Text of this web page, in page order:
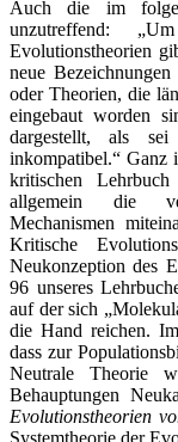
Auch die im
unzutreffend:
Evolutionstheorien
neue
oder Theorien, die
eingebaut worden
dargestellt, als sei
inkompatibel.“ Ganz
kritischen
allgemein die
Mechanismen
Kritische
Neukonzeption des
96 unseres
auf der sich
die Hand reichen.
dass zur
Neutrale Theorie
Behauptungen
Evolutionstheorien
Systemtheorie der